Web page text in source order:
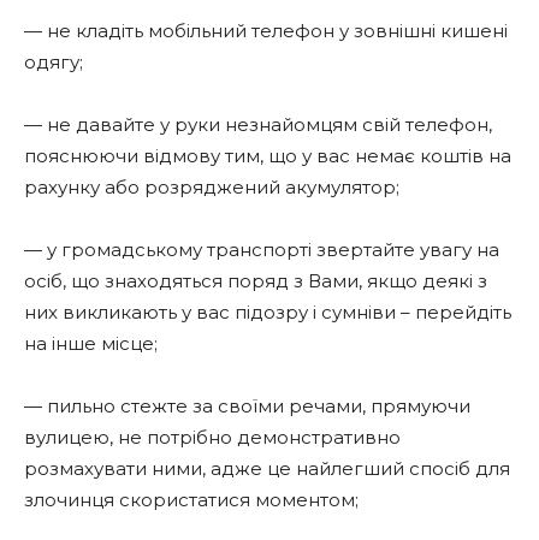
— не кладіть мобільний телефон у зовнішні кишені
одягу;
— не давайте у руки незнайомцям свій телефон,
пояснюючи відмову тим, що у вас немає коштів на
рахунку або розряджений акумулятор;
— у громадському транспорті звертайте увагу на
осіб, що знаходяться поряд з Вами, якщо деякі з
них викликають у вас підозру і сумніви – перейдіть
на інше місце;
— пильно стежте за своїми речами, прямуючи
вулицею, не потрібно демонстративно
розмахувати ними, адже це найлегший спосіб для
злочинця скористатися моментом;